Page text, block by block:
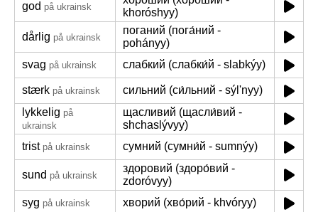
god på ukrainsk
khoróshyy)
dårlig på ukrainsk
поганий (пога́ний -
pohányy)
svag på ukrainsk слабкий (слабки́й - slabkýy)
stærk på ukrainsk
сильний (си́льний - sýlʹnyy)
lykkelig på
ukrainsk
щасливий (щасли́вий -
shchaslývyy)
trist på ukrainsk сумний (сумни́й - sumnýy)
sund på ukrainsk
здоровий (здоро́вий -
zdoróvyy)
syg på ukrainsk хворий (хво́рий - khvóryy)